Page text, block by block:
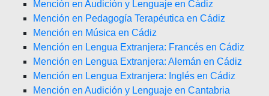
Mención en Audición y Lenguaje en Cádiz
Mención en Pedagogía Terapéutica en Cádiz
Mención en Música en Cádiz
Mención en Lengua Extranjera: Francés en Cádiz
Mención en Lengua Extranjera: Alemán en Cádiz
Mención en Lengua Extranjera: Inglés en Cádiz
Mención en Audición y Lenguaje en Cantabria